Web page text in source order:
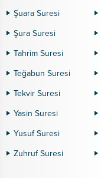
Şuara Suresi
Şura Suresi
Tahrim Suresi
Teğabun Suresi
Tekvir Suresi
Yasin Suresi
Yusuf Suresi
Zuhruf Suresi